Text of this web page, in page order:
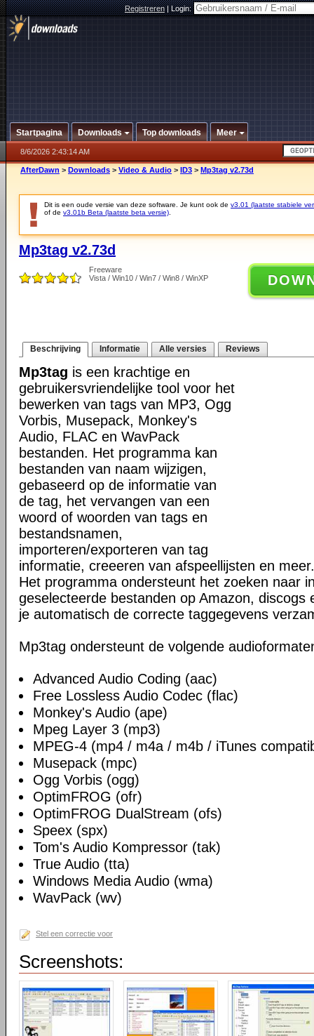
Registreren|Login:
Startpagina Downloads Top downloads Meer
8/6/2026 2:43:14 AM
AfterDawn > Downloads > Video & Audio > ID3 > Mp3tag v2.73d
Dit is een oude versie van deze software. Je kunt ook de v3.01 (laatste stabiele
of de v3.01b Beta (laatste beta versie)
Mp3tag v2.73d
Freeware
Vista / Win10 / Win7 / Win8 / WinXP
Beschrijving Informatie Alle versies Reviews
Mp3tag is een krachtige en
gebruikersvriendelijke tool voor het
bewerken van tags van MP3, Ogg
Vorbis, Musepack, Monkey's
Audio, FLAC en WavPack
bestanden. Het programma kan
bestanden van naam wijzigen,
gebaseerd op de informatie van
de tag, het vervangen van een
woord of woorden van tags en
bestandsnamen,
importeren/exporteren van tag
informatie, creeeren van afspeellijsten en meer.
Het programma ondersteunt het zoeken naar
geselecteerde bestanden op Amazon, discogs
je automatisch de correcte taggegevens
Mp3tag ondersteunt de volgende
Advanced Audio Coding (aac)
Free Lossless Audio Codec (flac)
Monkey's Audio (ape)
Mpeg Layer 3 (mp3)
MPEG-4 (mp4 / m4a / m4b / iTunes
Musepack (mpc)
Ogg Vorbis (ogg)
OptimFROG (ofr)
OptimFROG DualStream (ofs)
Speex (spx)
Tom's Audio Kompressor (tak)
True Audio (tta)
Windows Media Audio (wma)
WavPack (wv)
Stel een correctie voor
Screenshots: